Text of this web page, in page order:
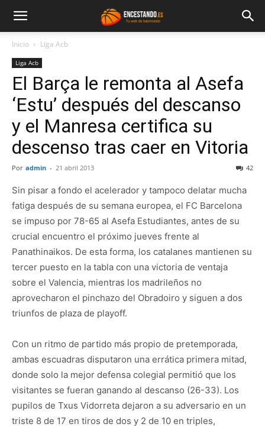
Inicio Liga Acb
Liga Acb
El Barça le remonta al Asefa
‘Estu’ después del descanso
y el Manresa certifica su
descenso tras caer en Vitoria
Por admin - 21 abril 2013 42
Sin pisar a fondo el acelerador y tampoco delatar mucha
fatiga después de su semana europea, el FC Barcelona
se impuso por 78-65 al Asefa Estudiantes, antes de su
crucial encuentro el próximo jueves frente al
Panathinaikos. De esta forma, los catalanes mantienen su
tercer puesto en la tabla con una victoria de ventaja
sobre el Valencia, mientras los madrileños no
aprovecharon el pinchazo del Obradoiro y siguen a dos
triunfos de plaza de playoff.
Con un ritmo de partido más propio de pretemporada,
ambas escuadras disputaron una errática primera mitad,
donde solo la mejor defensa colegial permitió que los
visitantes se fueran ganando al descanso (26-33). Los
pupilos de Txus Vidorreta dejaron a su adversario en un
triste 8 de 17 en tiros de dos y 2 de 10 en triples,